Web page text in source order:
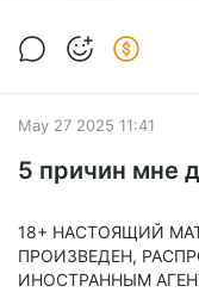
May 27 2025 11:41
5 причин мне
18+ НАСТОЯЩИЙ
ПРОИЗВЕДЕН,
ИНОСТРАННЫМ